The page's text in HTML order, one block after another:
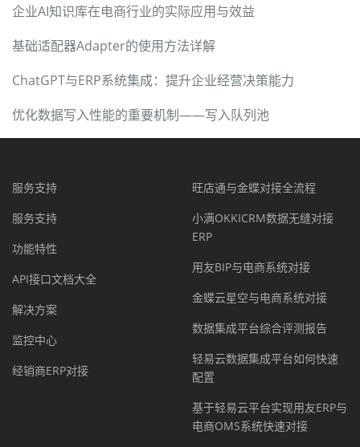
企业AI知识库在电商行业的实际应用与效益
基础适配器Adapter的使用方法详解
ChatGPT与ERP系统集成：提升企业经营决策能力
优化数据写入性能的重要机制——写入队列池
服务支持
服务支持
功能特性
API接口文档大全
解决方案
监控中心
经销商ERP对接
旺店通与金蝶对接全流程
小满OKKICRM数据无缝对接
ERP
用友BIP与电商系统对接
金蝶云星空与电商系统对接
数据集成平台综合评测报告
轻易云数据集成平台如何快速
配置
基于轻易云平台实现用友ERP与
电商OMS系统快速对接